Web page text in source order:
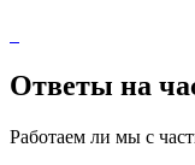
Ответы на
Работаем ли мы с